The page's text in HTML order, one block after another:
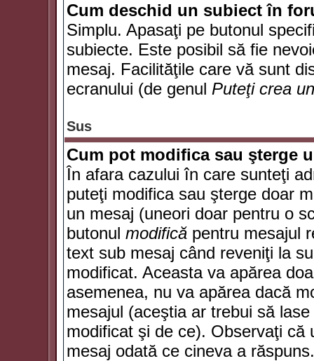
Cum deschid un subiect în
Simplu. Apasaţi pe butonul
subiecte. Este posibil să fie
mesaj. Facilităţile care vă sunt
ecranului (de genul Puteţi crea
Sus
Cum pot modifica sau şterge
În afara cazului în care sunteţi
puteţi modifica sau şterge doar
un mesaj (uneori doar pentru o
butonul modifică pentru mesajul
text sub mesaj când reveniţi la
modificat. Aceasta va apărea
asemenea, nu va apărea dacă
mesajul (aceştia ar trebui să
modificat şi de ce). Observaţi că
mesaj odată ce cineva a răspuns.